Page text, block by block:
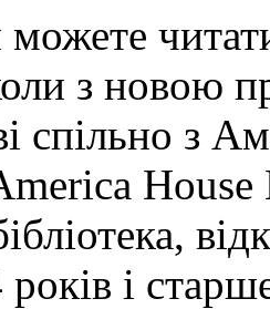
можете
з новою
спільно з
років і